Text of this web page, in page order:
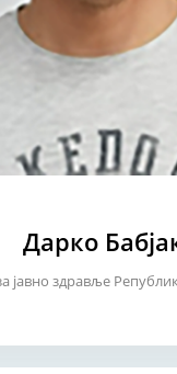
Дарко
јавно здравље